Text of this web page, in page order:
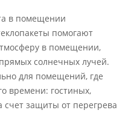
в помещении
помогают
в помещении,
солнечных лучей.
для помещений, где
времени: гостиных,
счет защиты от перегрева